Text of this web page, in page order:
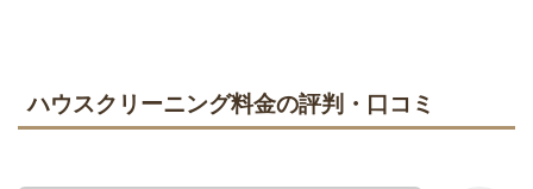
ハウスクリーニング料金の評判・口コミ